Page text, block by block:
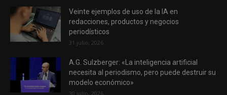
Veinte ejemplos de uso de la IA en
redacciones, productos y negocios
periodísticos
31 julio, 2026
A.G. Sulzberger: «La inteligencia artificial
necesita al periodismo, pero puede destruir su
modelo económico»
30 julio, 2026